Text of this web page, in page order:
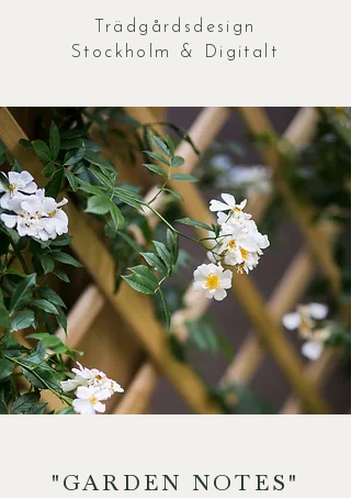
Trädgårdsdesign
Stockholm & Digitalt
"GARDEN NOTES"